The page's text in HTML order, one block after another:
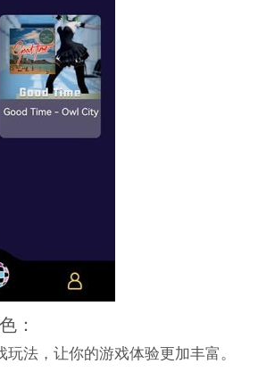
：
法，让你的游戏体验更加丰富。